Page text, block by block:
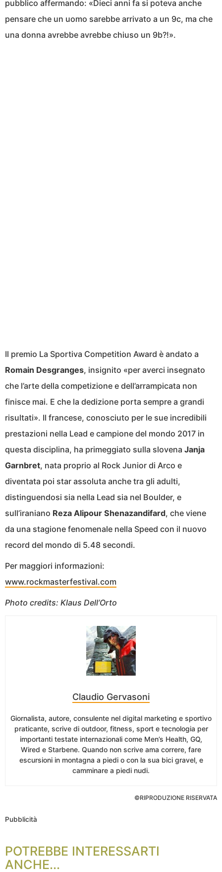
pubblico affermando: «Dieci anni fa si poteva anche
pensare che un uomo sarebbe arrivato a un 9c, ma che
una donna avrebbe avrebbe chiuso un 9b?!».
Il premio La Sportiva Competition Award è andato a
Romain Desgranges, insignito «per averci insegnato
che l’arte della competizione e dell’arrampicata non
finisce mai. E che la dedizione porta sempre a grandi
risultati». Il francese, conosciuto per le sue incredibili
prestazioni nella Lead e campione del mondo 2017 in
questa disciplina, ha primeggiato sulla slovena Janja
Garnbret, nata proprio al Rock Junior di Arco e
diventata poi star assoluta anche tra gli adulti,
distinguendosi sia nella Lead sia nel Boulder, e
sull’iraniano Reza Alipour Shenazandifard, che viene
da una stagione fenomenale nella Speed con il nuovo
record del mondo di 5.48 secondi.
Per maggiori informazioni:
www.rockmasterfestival.com
Photo credits: Klaus Dell’Orto
Claudio Gervasoni
Giornalista, autore, consulente nel digital marketing e sportivo
praticante, scrive di outdoor, fitness, sport e tecnologia per
importanti testate internazionali come Men’s Health, GQ,
Wired e Starbene. Quando non scrive ama correre, fare
escursioni in montagna a piedi o con la sua bici gravel, e
camminare a piedi nudi.
©RIPRODUZIONE RISERVATA
Pubblicità
POTREBBE INTERESSARTI
ANCHE...